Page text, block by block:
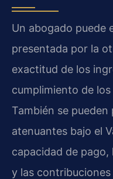
Un abogado puede
presentada por la
exactitud de los
cumplimiento de
También se
atenuantes bajo el
capacidad de
y las